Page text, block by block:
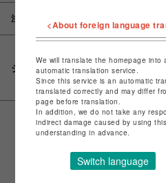
注意事項
シェアする
<About foreign language
We will translate the homepage
automatic translation service.
Since this service is an automatic
translated correctly and may differ
page before translation.
In addition, we do not take any
indirect damage caused by using
understanding in advance.
Switch language